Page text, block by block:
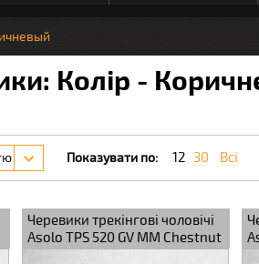
Колір -
Показувати по: 12 30 Всі
Черевики трекінгові чоловічі
Asolo TPS 520 GV MM Chestnut